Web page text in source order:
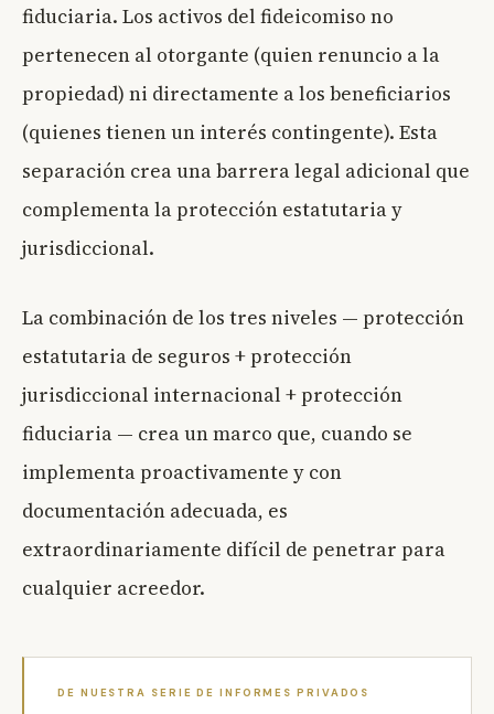
fiduciaria. Los activos del fideicomiso no
pertenecen al otorgante (quien renuncio a la
propiedad) ni directamente a los beneficiarios
(quienes tienen un interés contingente). Esta
separación crea una barrera legal adicional que
complementa la protección estatutaria y
jurisdiccional.
La combinación de los tres niveles — protección
estatutaria de seguros + protección
jurisdiccional internacional + protección
fiduciaria — crea un marco que, cuando se
implementa proactivamente y con
documentación adecuada, es
extraordinariamente difícil de penetrar para
cualquier acreedor.
DE NUESTRA SERIE DE INFORMES PRIVADOS